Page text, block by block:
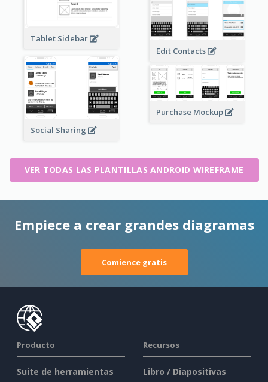
Tablet Sidebar
Edit Contacts
Social Sharing
Purchase Mockup
VER TODAS LAS PLANTILLAS ANDROID WIREFRAME
Empiece a crear grandes diagramas
Comience gratis
Producto
Suite de herramientas
Recursos
Libro / Diapositivas